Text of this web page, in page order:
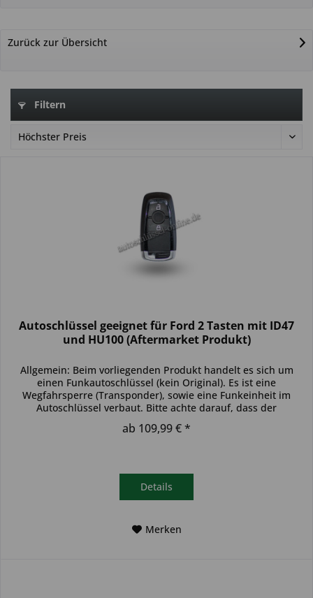
Zurück zur Übersicht
Filtern
Autoschlüssel geeignet für Ford 2 Tasten mit ID47
und HU100 (Aftermarket Produkt)
Allgemein: Beim vorliegenden Produkt handelt es sich um
einen Funkautoschlüssel (kein Original). Es ist eine
Wegfahrsperre (Transponder), sowie eine Funkeinheit im
Autoschlüssel verbaut. Bitte achte darauf, dass der
Autoschlüssel deinem...
ab 109,99 € *
Details
Merken